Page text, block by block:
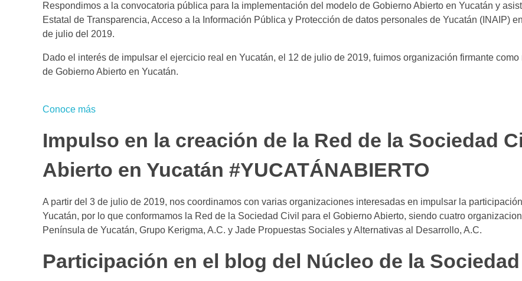
Respondimos a la convocatoria pública para la implementación del modelo de Gobierno Abierto en Yucatán y
Estatal de Transparencia, Acceso a la Información Pública y Protección de datos personales de Yucatán (INAIP)
de julio del 2019.
Dado el interés de impulsar el ejercicio real en Yucatán, el 12 de julio de 2019, fuimos organización firmante
de Gobierno Abierto en Yucatán.
Conoce más
Impulso en la creación de la Red de la Sociedad
Abierto en Yucatán #YUCATÁNABIERTO
A partir del 3 de julio de 2019, nos coordinamos con varias organizaciones interesadas en impulsar la
Yucatán, por lo que conformamos la Red de la Sociedad Civil para el Gobierno Abierto, siendo cuatro
Península de Yucatán, Grupo Kerigma, A.C. y Jade Propuestas Sociales y Alternativas al Desarrollo, A.C.
Participación en el blog del Núcleo de la